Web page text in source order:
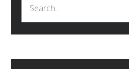
Search
for: